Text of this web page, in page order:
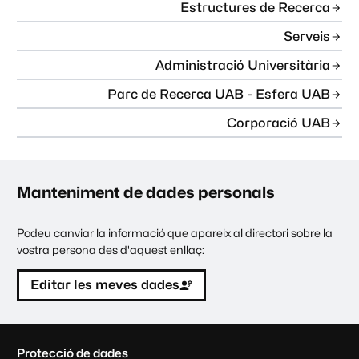
Estructures de Recerca
Serveis
Administració Universitària
Parc de Recerca UAB - Esfera UAB
Corporació UAB
Manteniment de dades personals
Podeu canviar la informació que apareix al directori sobre la
vostra persona des d'aquest enllaç:
Editar les meves dades
Protecció de dades